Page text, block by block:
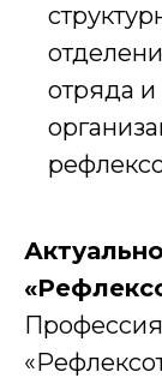
отряда